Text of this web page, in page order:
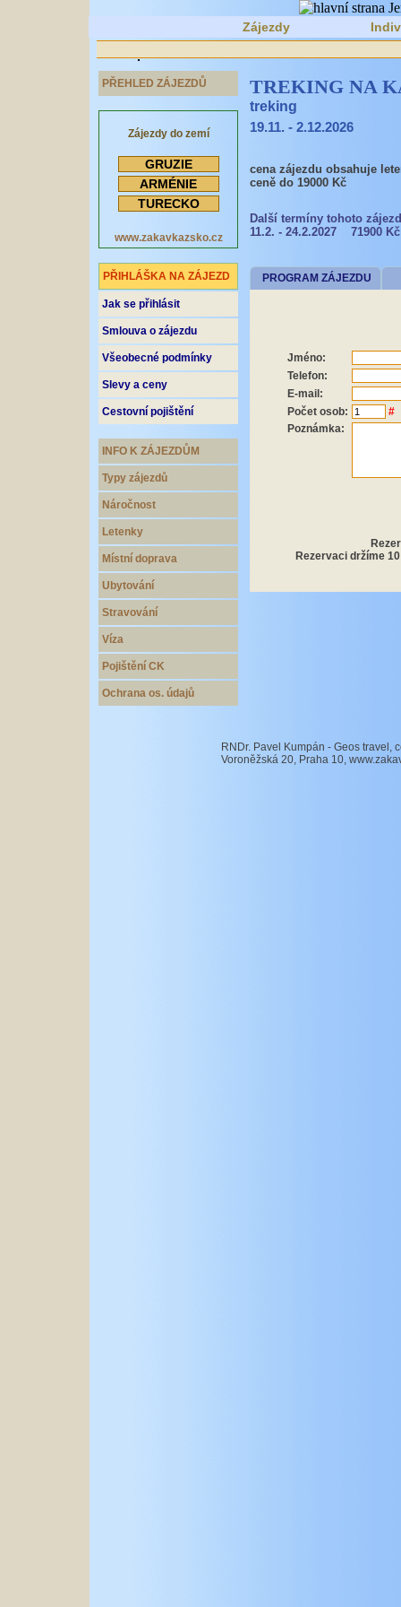
Zájezdy
PŘEHLED ZÁJEZDŮ
Zájezdy do zemí
GRUZIE
ARMÉNIE
TURECKO
www.zakavkazsko.cz
PŘIHLÁŠKA NA ZÁJEZD
Jak se přihlásit
Smlouva o zájezdu
Všeobecné podmínky
Slevy a ceny
Cestovní pojištění
INFO K ZÁJEZDŮM
Typy zájezdů
Náročnost
Letenky
Místní doprava
Ubytování
Stravování
Víza
Pojištění CK
Ochrana os. údajů
TREKING NA
treking
19.11. - 2.12.2026
cena zájezdu obsahuje
ceně do 19000 Kč
Další termíny tohoto
11.2. - 24.2.2027 71900 Kč
PROGRAM ZÁJEZDU
Jméno:
Telefon:
E-mail:
Počet osob:
#
Poznámka:
Rezervaci držíme
RNDr. Pavel Kumpán - Geos travel,
Voroněžská 20, Praha 10,